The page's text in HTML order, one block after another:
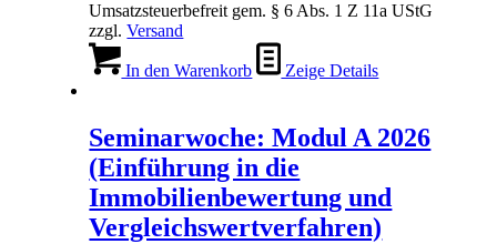
Umsatzsteuerbefreit gem. § 6 Abs. 1 Z 11a UStG
zzgl.Versand
In den Warenkorb Zeige Details
Seminarwoche: Modul A 2026
(Einführung in die
Immobilienbewertung und
Vergleichswertverfahren)